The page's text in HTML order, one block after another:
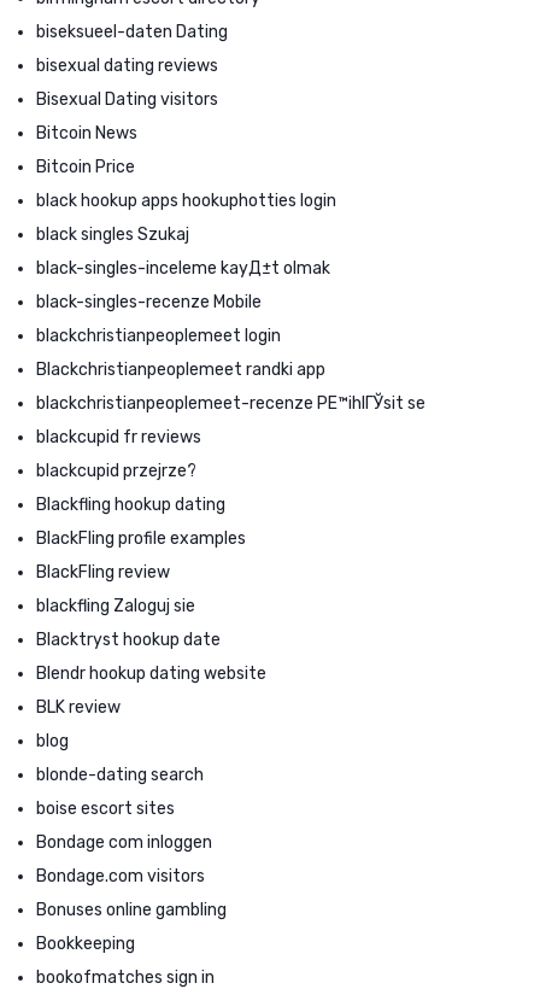
biseksueel-daten Dating
bisexual dating reviews
Bisexual Dating visitors
Bitcoin News
Bitcoin Price
black hookup apps hookuphotties login
black singles Szukaj
black-singles-inceleme kayД±t olmak
black-singles-recenze Mobile
blackchristianpeoplemeet login
Blackchristianpeoplemeet randki app
blackchristianpeoplemeet-recenze PЕ™ihlГЎsit se
blackcupid fr reviews
blackcupid przejrze?
Blackfling hookup dating
BlackFling profile examples
BlackFling review
blackfling Zaloguj sie
Blacktryst hookup date
Blendr hookup dating website
BLK review
blog
blonde-dating search
boise escort sites
Bondage com inloggen
Bondage.com visitors
Bonuses online gambling
Bookkeeping
bookofmatches sign in